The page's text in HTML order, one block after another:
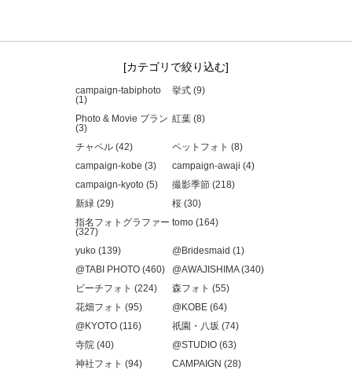
カテゴリで絞り込む
campaign-tabiphoto
(1)
挙式 (9)
Photo & Movie プラン
(3)
紅葉 (8)
チャペル (42)
ペットフォト (8)
campaign-kobe (3)
campaign-awaji (4)
campaign-kyoto (5)
撮影季節 (218)
新緑 (29)
桜 (30)
指名フォトグラファー
(327)
tomo (164)
yuko (139)
@Bridesmaid (1)
@TABI PHOTO (460)
@AWAJISHIMA (340)
ビーチフォト (224)
森フォト (55)
花畑フォト (95)
@KOBE (64)
@KYOTO (116)
祇園・八坂 (74)
寺院 (40)
@STUDIO (63)
神社フォト (94)
CAMPAIGN (28)